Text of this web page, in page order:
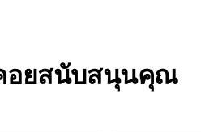
อยสนับสนุนคุณ